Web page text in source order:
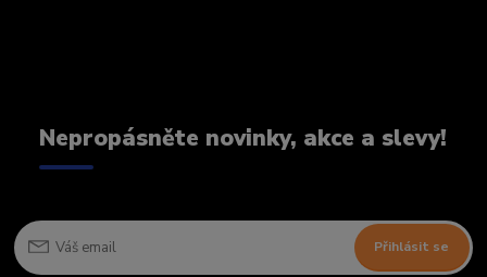
Nepropásněte novinky, akce a slevy!
Přihlásit se